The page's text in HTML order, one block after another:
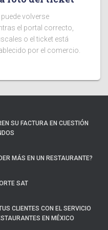
volverse
el portal correcto,
o el ticket está
por el comercio.
SU FACTURA EN CUESTIÓN
MÁS EN UN RESTAURANTE?
SAT
CLIENTES CON EL SERVICIO
EN MÉXICO